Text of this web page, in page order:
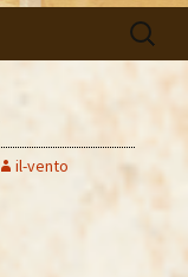
検
il-vento